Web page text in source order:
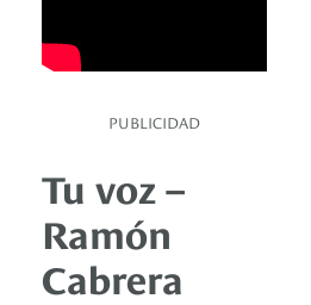
PUBLICIDAD
Tu voz –
Ramón
Cabrera